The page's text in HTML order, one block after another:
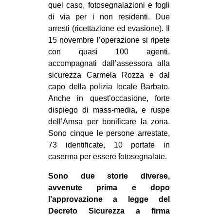
quel caso, fotosegnalazioni e fogli
di via per i non residenti. Due
arresti (ricettazione ed evasione). Il
15 novembre l’operazione si ripete
con quasi 100 agenti,
accompagnati dall’assessora alla
sicurezza Carmela Rozza e dal
capo della polizia locale Barbato.
Anche in quest’occasione, forte
dispiego di mass-media, e ruspe
dell’Amsa per bonificare la zona.
Sono cinque le persone arrestate,
73 identificate, 10 portate in
caserma per essere fotosegnalate.
Sono due storie diverse,
avvenute prima e dopo
l’approvazione a legge del
Decreto Sicurezza a firma